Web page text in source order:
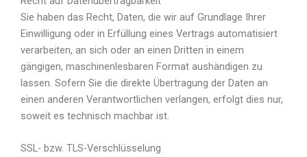
Sie haben das Recht, Daten, die wir auf Grundlage Ihrer
Einwilligung oder in Erfüllung eines Vertrags automatisiert
verarbeiten, an sich oder an einen Dritten in einem
gängigen, maschinenlesbaren Format aushändigen zu
lassen. Sofern Sie die direkte Übertragung der Daten an
einen anderen Verantwortlichen verlangen, erfolgt dies nur,
soweit es technisch machbar ist.
SSL- bzw. TLS-Verschlüsselung